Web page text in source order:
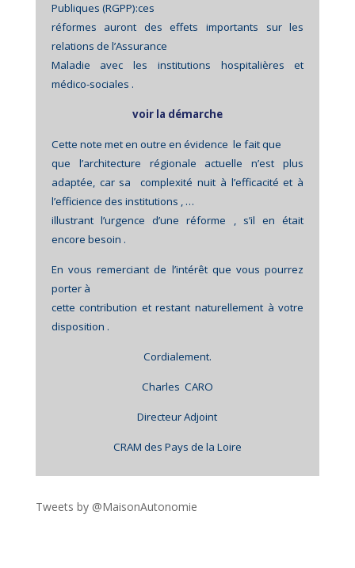
Publiques (RGPP):ces
réformes auront des effets importants sur les
relations de l’Assurance
Maladie avec les institutions hospitalières et
médico-sociales .
voir la démarche
Cette note met en outre en évidence le fait que
que l’architecture régionale actuelle n’est plus
adaptée, car sa complexité nuit à l’efficacité et à
l’efficience des institutions , …
illustrant l’urgence d’une réforme , s’il en était
encore besoin .
En vous remerciant de l’intérêt que vous pourrez
porter à
cette contribution et restant naturellement à votre
disposition .
Cordialement.
Charles CARO
Directeur Adjoint
CRAM des Pays de la Loire
Tweets by @MaisonAutonomie